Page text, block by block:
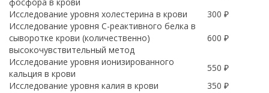
Исследование уровня холестерина в крови
300 ₽
Исследование уровня C-реактивного белка в
сыворотке крови (количественно)
высокочувствительный метод
600 ₽
Исследование уровня ионизированного
кальция в крови
550 ₽
Исследование уровня калия в крови
350 ₽